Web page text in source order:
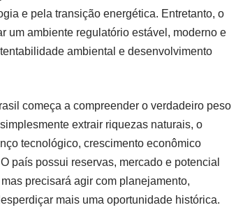
e pela transição energética. Entretanto, o
um ambiente regulatório estável, moderno e
ambiental e desenvolvimento
começa a compreender o verdadeiro peso
extrair riquezas naturais, o
tecnológico, crescimento econômico
país possui reservas, mercado e potencial
precisará agir com planejamento,
mais uma oportunidade histórica.